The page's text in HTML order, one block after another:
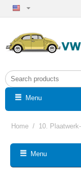
Menu
Home / 10.
Menu